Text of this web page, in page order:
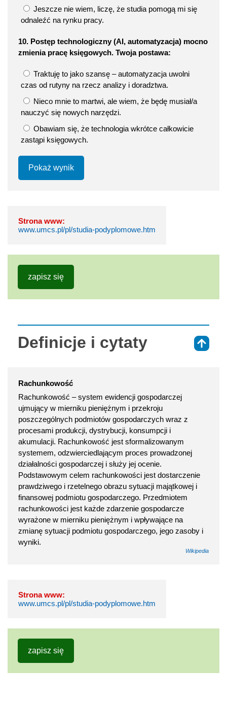
Jeszcze nie wiem, liczę, że studia pomogą mi się
odnaleźć na rynku pracy.
10. Postęp technologiczny (AI, automatyzacja) mocno
zmienia pracę księgowych. Twoja postawa:
Traktuję to jako szansę – automatyzacja uwolni
czas od rutyny na rzecz analizy i doradztwa.
Nieco mnie to martwi, ale wiem, że będę musiał/a
nauczyć się nowych narzędzi.
Obawiam się, że technologia wkrótce całkowicie
zastąpi księgowych.
Pokaż wynik
Strona www:
www.umcs.pl/pl/studia-podyplomowe.htm
zapisz się
Definicje i cytaty
Rachunkowość
Rachunkowość – system ewidencji gospodarczej
ujmujący w mierniku pieniężnym i przekroju
poszczególnych podmiotów gospodarczych wraz z
procesami produkcji, dystrybucji, konsumpcji i
akumulacji. Rachunkowość jest sformalizowanym
systemem, odzwierciedlającym proces prowadzonej
działalności gospodarczej i służy jej ocenie.
Podstawowym celem rachunkowości jest dostarczenie
prawdziwego i rzetelnego obrazu sytuacji majątkowej i
finansowej podmiotu gospodarczego. Przedmiotem
rachunkowości jest każde zdarzenie gospodarcze
wyrażone w mierniku pieniężnym i wpływające na
zmianę sytuacji podmiotu gospodarczego, jego zasoby i
wyniki.
Wikipedia
Strona www:
www.umcs.pl/pl/studia-podyplomowe.htm
zapisz się